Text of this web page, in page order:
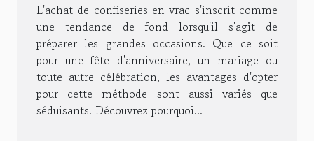
L'achat de confiseries en vrac s'inscrit comme
une tendance de fond lorsqu'il s'agit de
préparer les grandes occasions. Que ce soit
pour une fête d'anniversaire, un mariage ou
toute autre célébration, les avantages d'opter
pour cette méthode sont aussi variés que
séduisants. Découvrez pourquoi...